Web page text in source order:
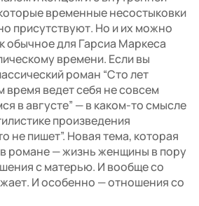
временные несостыковки
присутствуют. Но и их можно
обычное для Гарсиа Маркеса
времени. Если вы
роман “Сто лет
время ведет себя не совсем
в августе” — в каком-то смысле
произведения
не пишет”. Новая тема, которая
романе — жизнь женщины в пору
с матерью. И вообще со
И особенно — отношения со